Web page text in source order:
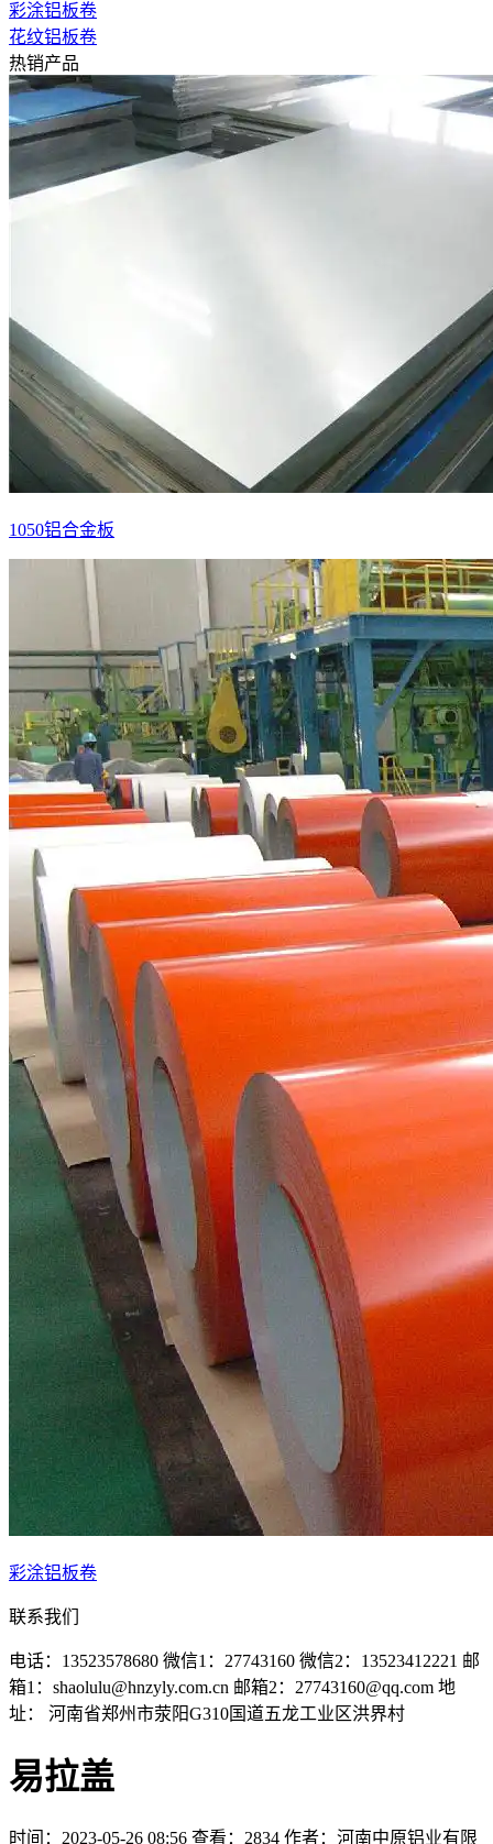
彩涂铝板卷
花纹铝板卷
热销产品
1050铝合金板
彩涂铝板卷
联系我们
电话：13523578680 微信1：27743160 微信2：13523412221 邮
箱1：shaolulu@hnzyly.com.cn 邮箱2：27743160@qq.com 地
址： 河南省郑州市荥阳G310国道五龙工业区洪界村
易拉盖
时间：2023-05-26 08:56 查看：2834 作者：河南中原铝业有限